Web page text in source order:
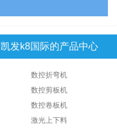
凯发k8国际的产品中心
数控折弯机
数控剪板机
数控卷板机
激光上下料